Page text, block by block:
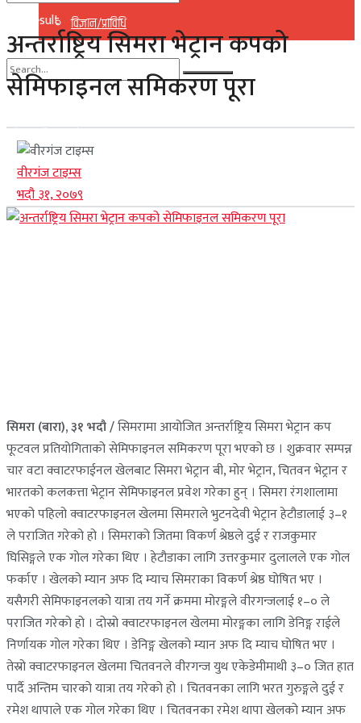
विज्ञान/प्राविधि
No Result
View All Result
No Result
View All Result
अन्तर्राष्ट्रिय सिमरा भेट्रान कपको
सेमिफाइनल समिकरण पूरा
वीरगंज टाइम्स
भदौ ३१, २०७९
सिमरा (बारा), ३१ भदौ /सिमरामा आयोजित अन्तर्राष्ट्रिय सिमरा भेट्रान कप
फूटवल प्रतियोगिताको सेमिफाइनल समिकरण पूरा भएको छ । शुक्रवार सम्पन्न
चार वटा क्वाटरफाईनल खेलबाट सिमरा भेट्रान बी, मोर भेट्रान, चितवन भेट्रान र
भारतको कलकत्ता भेट्रान सेमिफाइनल प्रवेश गरेका हुन् । सिमरा रंगशालामा
भएको पहिलो क्वाटरफाइनल खेलमा सिमराले भुटनदेवी भेट्रान हेटौडालाई ३–१
ले पराजित गरेको हो । सिमराको जितमा विकर्ण श्रेष्ठले दुई र राजकुमार
घिसिङ्गले एक गोल गरेका थिए । हेटौडाका लागि उत्तरकुमार दुलालले एक गोल
फर्काए । खेलको म्यान अफ दि म्याच सिमराका विकर्ण श्रेष्ठ घोषित भए ।
यसैगरी सेमिफाइनलको यात्रा तय गर्ने क्रममा मोरङ्गले वीरगन्जलाई १–० ले
पराजित गरेको हो । दोस्रो क्वाटरफाइनल खेलमा मोरङ्गका लागि डेनिङ्ग राईले
निर्णायक गोल गरेका थिए । डेनिङ्ग खेलको म्यान अफ दि म्याच घोषित भए ।
तेस्रो क्वाटरफाइनल खेलमा चितवनले वीरगन्ज युथ एकेडेमीमाथी ३–० जित हात
पार्दै अन्तिम चारको यात्रा तय गरेको हो । चितवनका लागि भरत गुरुङ्गले दुई र
रमेश थापाले एक गोल गरेका थिए । चितवनका रमेश थापा खेलको म्यान अफ